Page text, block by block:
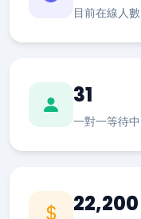
目前在線人數
31
一對一等待中
22,200